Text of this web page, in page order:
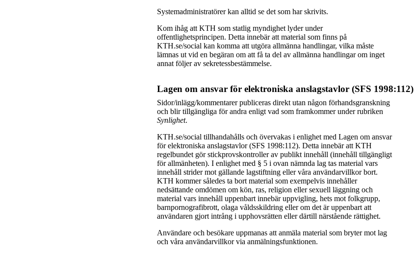
Systemadministratörer kan alltid se det som har skrivits.
Kom ihåg att KTH som statlig myndighet lyder under
offentlighetsprincipen. Detta innebär att material som finns på
KTH.se/social kan komma att utgöra allmänna handlingar, vilka måste
lämnas ut vid en begäran om att få ta del av allmänna handlingar om inget
annat följer av sekretessbestämmelse.
Lagen om ansvar för elektroniska anslagstavlor (SFS 1998:112)
Sidor/inlägg/kommentarer publiceras direkt utan någon förhandsgranskning
och blir tillgängliga för andra enligt vad som framkommer under rubriken
Synlighet.
KTH.se/social tillhandahålls och övervakas i enlighet med Lagen om ansvar
för elektroniska anslagstavlor (SFS 1998:112). Detta innebär att KTH
regelbundet gör stickprovskontroller av publikt innehåll (innehåll tillgängligt
för allmänheten). I enlighet med § 5 i ovan nämnda lag tas material vars
innehåll strider mot gällande lagstiftning eller våra användarvillkor bort.
KTH kommer således ta bort material som exempelvis innehåller
nedsättande omdömen om kön, ras, religion eller sexuell läggning och
material vars innehåll uppenbart innebär uppvigling, hets mot folkgrupp,
barnpornografibrott, olaga våldsskildring eller om det är uppenbart att
användaren gjort intrång i upphovsrätten eller därtill närstående rättighet.
Användare och besökare uppmanas att anmäla material som bryter mot lag
och våra användarvillkor via anmälningsfunktionen.